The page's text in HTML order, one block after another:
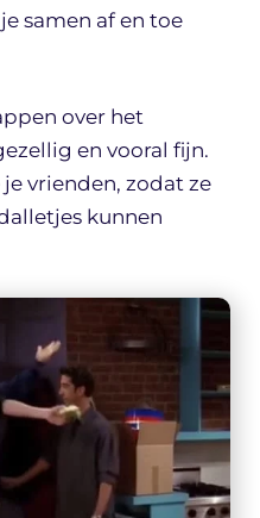
samen af en toe
over het
en vooral fijn.
vrienden, zodat ze
kunnen